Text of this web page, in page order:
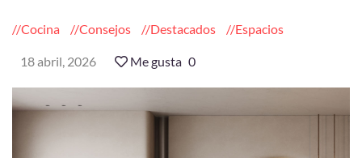
Cocina Consejos Destacados Espacios
18 abril, 2026 Me gusta 0